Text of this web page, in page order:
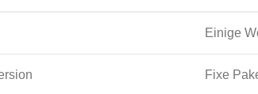
Einige
Fixe